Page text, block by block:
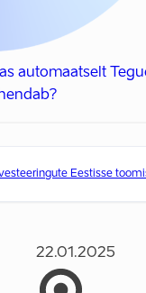
automaatselt
Eestisse
22.01.2025